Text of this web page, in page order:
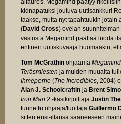
alfauros, Megamind päätyy
kidnapatuksi joutuva uutisankkuri
taakse, mutta nyt tapahtuukin
(David Cross) ovelan
vastusta Megamind päättää luoda
entinen uutiskuvaaja huomaakin,
Tom McGrathin ohjaama Megamind
Teräsmiesten ja muiden muualta
Ihmeperhe (The Incredibles, 2004)
Alan J. Schoolcraftin ja Brent
Iron Man 2 -käsikirjoittaja Justin
tunnettu ohjaaja/tuottaja Guillermo
sitten ensi-iltansa saaneeseen